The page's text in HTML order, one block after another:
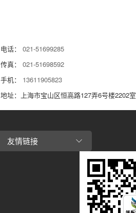
电话：
021-51699285
传真：
021-51698592
手机：
13611905823
地址：上海市宝山区恒高路127弄6号楼2202室
友情链接